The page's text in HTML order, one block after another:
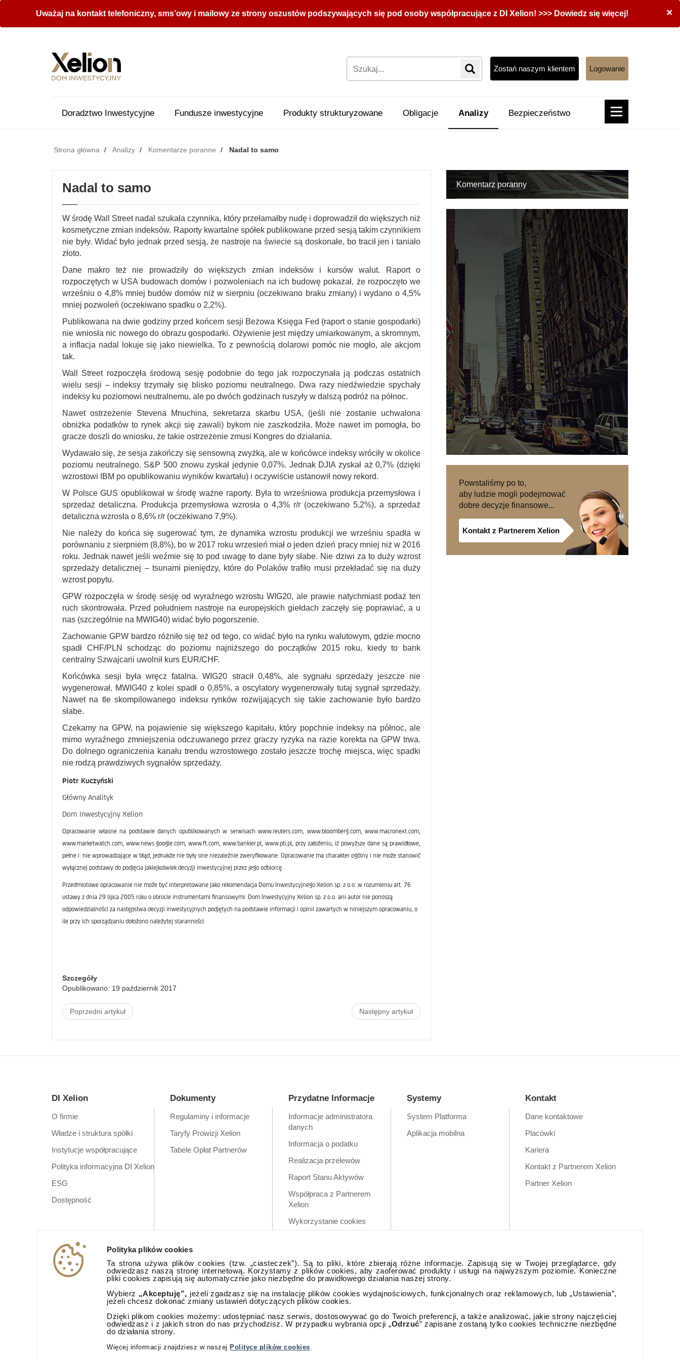
Polityka plików cookies
Ta strona używa plików cookies (tzw. „ciasteczek”). Są to pliki, które zbierają różne informacje. Zapisują się w Twojej przeglądarce, gdy
odwiedzasz naszą stronę internetową. Korzystamy z plików cookies, aby zaoferować produkty i usługi na najwyższym poziomie. Konieczne
pliki cookies zapisują się automatycznie jako niezbędne do prawidłowego działania naszej strony.
Wybierz „Akceptuję”, jeżeli zgadzasz się na instalację plików cookies wydajnościowych, funkcjonalnych oraz reklamowych, lub „Ustawienia”,
jeżeli chcesz dokonać zmiany ustawień dotyczących plików cookies.
Dzięki plikom cookies możemy: udostępniać nasz serwis, dostosowywać go do Twoich preferencji, a także analizować, jakie strony najczęściej
odwiedzasz i z jakich stron do nas przychodzisz. W przypadku wybrania opcji „Odrzuć” zapisane zostaną tylko cookies techniczne niezbędne
do działania strony.
Więcej informacji znajdziesz w naszej Polityce plików cookies.
×
Uważaj na kontakt telefoniczny, sms’owy i mailowy ze strony oszustów podszywających się pod osoby współpracujące z DI Xelion! >>> Dowiedz się więcej!
Zostań naszym klientem Logowanie
Doradztwo Inwestycyjne Fundusze inwestycyjne Produkty strukturyzowane Obligacje Analizy Bezpieczeństwo
Strona główna Analizy Komentarze poranne Nadal to samo
Nadal to samo
W środę Wall Street nadal szukała czynnika, który przełamałby nudę i doprowadził do większych niż
kosmetyczne zmian indeksów. Raporty kwartalne spółek publikowane przed sesją takim czynnikiem
nie były. Widać było jednak przed sesją, że nastroje na świecie są doskonałe, bo tracił jen i taniało
złoto.
Dane makro też nie prowadziły do większych zmian indeksów i kursów walut. Raport o
rozpoczętych w USA budowach domów i pozwoleniach na ich budowę pokazał, że rozpoczęto we
wrześniu o 4,8% mniej budów domów niż w sierpniu (oczekiwano braku zmiany) i wydano o 4,5%
mniej pozwoleń (oczekiwano spadku o 2,2%).
Publikowana na dwie godziny przed końcem sesji Beżowa Księga Fed (raport o stanie gospodarki)
nie wniosła nic nowego do obrazu gospodarki. Ożywienie jest między umiarkowanym, a skromnym,
a inflacja nadal lokuje się jako niewielka. To z pewnością dolarowi pomóc nie mogło, ale akcjom
tak.
Wall Street rozpoczęła środową sesję podobnie do tego jak rozpoczynała ją podczas ostatnich
wielu sesji – indeksy trzymały się blisko poziomu neutralnego. Dwa razy niedźwiedzie spychały
indeksy ku poziomowi neutralnemu, ale po dwóch godzinach ruszyły w dalszą podróż na północ.
Nawet ostrzeżenie Stevena Mnuchina, sekretarza skarbu USA, (jeśli nie zostanie uchwalona
obniżka podatków to rynek akcji się zawali) bykom nie zaszkodziła. Może nawet im pomogła, bo
gracze doszli do wniosku, że takie ostrzeżenie zmusi Kongres do działania.
Wydawało się, że sesja zakończy się sensowną zwyżką, ale w końcówce indeksy wróciły w okolice
poziomu neutralnego. S&P 500 znowu zyskał jedynie 0,07%. Jednak DJIA zyskał aż 0,7% (dzięki
wzrostowi IBM po opublikowaniu wyników kwartału) i oczywiście ustanowił nowy rekord.
W Polsce GUS opublikował w środę ważne raporty. Była to wrześniowa produkcja przemysłowa i
sprzedaż detaliczna. Produkcja przemysłowa wzrosła o 4,3% r/r (oczekiwano 5,2%), a sprzedaż
detaliczna wzrosła o 8,6% r/r (oczekiwano 7,9%).
Nie należy do końca się sugerować tym, że dynamika wzrostu produkcji we wrześniu spadła w
porównaniu z sierpniem (8,8%), bo w 2017 roku wrzesień miał o jeden dzień pracy mniej niż w 2016
roku. Jednak nawet jeśli weźmie się to pod uwagę to dane były słabe. Nie dziwi za to duży wzrost
sprzedaży detalicznej – tsunami pieniędzy, które do Polaków trafiło musi przekładać się na duży
wzrost popytu.
GPW rozpoczęła w środę sesję od wyraźnego wzrostu WIG20, ale prawie natychmiast podaż ten
ruch skontrowała. Przed południem nastroje na europejskich giełdach zaczęły się poprawiać, a u
nas (szczególnie na MWIG40) widać było pogorszenie.
Zachowanie GPW bardzo różniło się też od tego, co widać było na rynku walutowym, gdzie mocno
spadł CHF/PLN schodząc do poziomu najniższego do początków 2015 roku, kiedy to bank
centralny Szwajcarii uwolnił kurs EUR/CHF.
Końcówka sesji była wręcz fatalna. WIG20 stracił 0,48%, ale sygnału sprzedaży jeszcze nie
wygenerował. MWIG40 z kolei spadł o 0,85%, a oscylatory wygenerowały tutaj sygnał sprzedaży.
Nawet na tle skompilowanego indeksu rynków rozwijających się takie zachowanie było bardzo
słabe.
Czekamy na GPW, na pojawienie się większego kapitału, który popchnie indeksy na północ, ale
mimo wyraźnego zmniejszenia odczuwanego przez graczy ryzyka na razie korekta na GPW trwa.
Do dolnego ograniczenia kanału trendu wzrostowego zostało jeszcze trochę miejsca, więc spadki
nie rodzą prawdziwych sygnałów sprzedaży.
Piotr Kuczyński
Główny Analityk
Dom Inwestycyjny Xelion
Opracowanie własne na podstawie danych opublikowanych w serwisach www.reuters.com, www.bloomberg.com, www.macronext.com,
www.marketwatch.com, www.news.google.com, www.ft.com, www.bankier.pl, www.pb.pl, przy założeniu, iż powyższe dane są prawidłowe,
pełne i nie wprowadzające w błąd, jednakże nie były one niezależnie zweryfikowane. Opracowanie ma charakter ogólny i nie może stanowić
wyłącznej podstawy do podjęcia jakiejkolwiek decyzji inwestycyjnej przez jego odbiorcę.
Przedmiotowe opracowanie nie może być interpretowane jako rekomendacja Domu Inwestycyjnego Xelion sp. z o.o. w rozumieniu art. 76
ustawy z dnia 29 lipca 2005 roku o obrocie instrumentami finansowymi. Dom Inwestycyjny Xelion sp. z o.o. ani autor nie ponoszą
odpowiedzialności za następstwa decyzji inwestycyjnych podjętych na podstawie informacji i opinii zawartych w niniejszym opracowaniu, o
ile przy ich sporządzaniu dołożono należytej staranności.
Szczegóły
Opublikowano: 19 październik 2017
Poprzedni artykuł Następny artykuł
Komentarz poranny
Powstaliśmy po to,
aby ludzie mogli podejmować
dobre decyzje finansowe...
Kontakt z Partnerem Xelion
DI Xelion
O firmie
Władze i struktura spółki
Instytucje współpracujące
Polityka informacyjna DI Xelion
ESG
Dostępność
Dokumenty
Regulaminy i informacje
Taryfy Prowizji Xelion
Tabele Opłat Partnerów
Przydatne Informacje
Informacje administratora
danych
Informacja o podatku
Realizacja przelewów
Raport Stanu Aktywów
Współpraca z Partnerem
Xelion
Wykorzystanie cookies
aplikacji mobilnej
Systemy
System Platforma
Aplikacja mobilna
Kontakt
Dane kontaktowe
Placówki
Kariera
Kontakt z Partnerem Xelion
Partner Xelion